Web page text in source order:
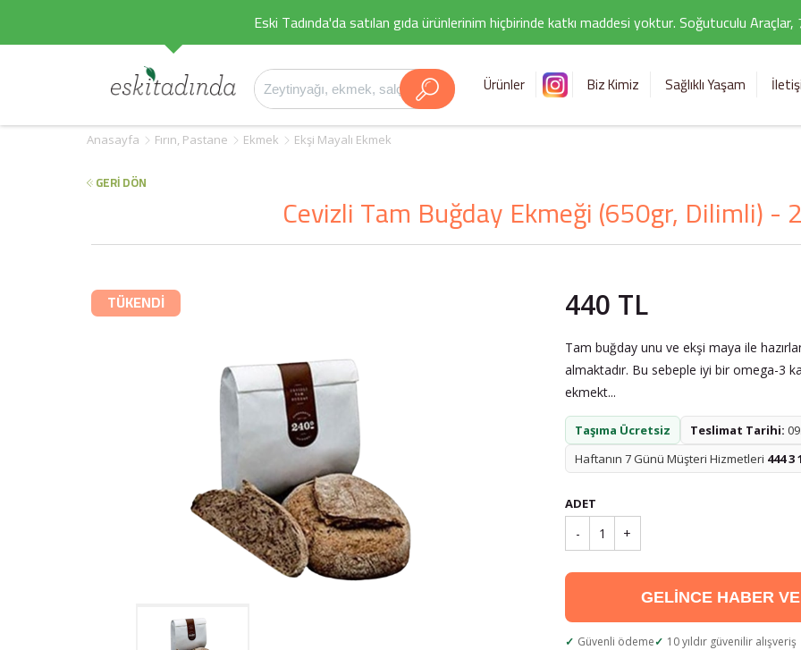
Eski Tadında'da satılan gıda ürünlerinim hiçbirinde katkı maddesi yoktur. Soğutuculu
Ürünler Biz Kimiz Sağlıklı Yaşam
Anasayfa Fırın, Pastane Ekmek Ekşi Mayalı Ekmek
GERİ DÖN
Cevizli Tam Buğday Ekmeği (650gr, Dilimli) -
TÜKENDİ 440 TL
Tam buğday unu ve ekşi maya ile
almaktadır. Bu sebeple iyi bir omega-3
ekmekt...
Taşıma Ücretsiz Teslimat Tarihi:
Haftanın 7 Günü Müşteri Hizmetleri 444 3
ADET
- 1 +
GELİNCE HABER
Güvenli ödeme 10 yıldır güvenilir alışveriş